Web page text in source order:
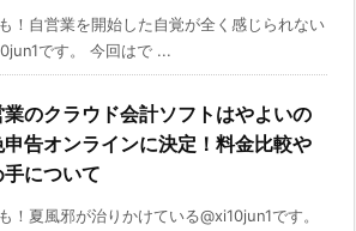
！自営業を開始した自覚が全く感じられない
です。 今回はで ...
業のクラウド会計ソフトはやよいの
申告オンラインに決定！料金比較や
について
！夏風邪が治りかけている@xi10jun1です。